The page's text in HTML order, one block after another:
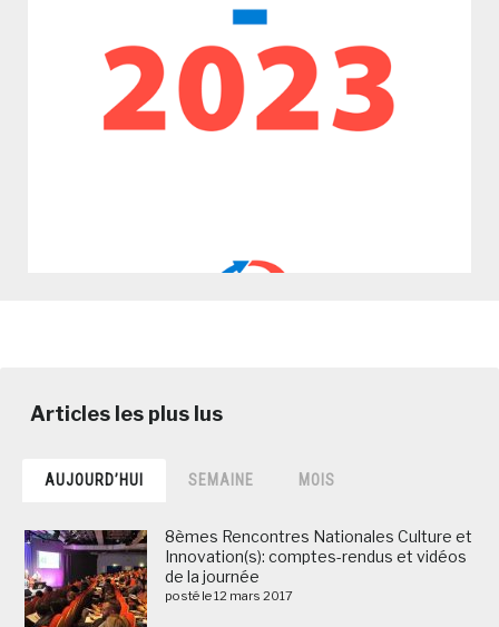
AUJOURD’HUI SEMAINE MOIS
8èmes Rencontres Nationales Culture et
Innovation(s): comptes-rendus et vidéos
de la journée
posté le 12 mars 2017